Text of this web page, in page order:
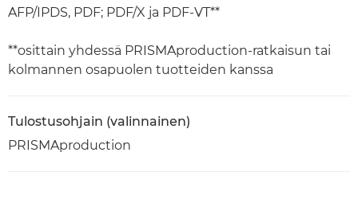
AFP/IPDS, PDF; PDF/X ja PDF-VT**
**osittain yhdessä PRISMAproduction-ratkaisun tai
kolmannen osapuolen tuotteiden kanssa
Tulostusohjain (valinnainen)
PRISMAproduction